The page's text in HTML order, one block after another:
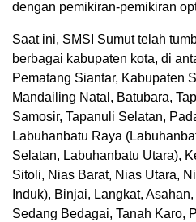
dengan pemikiran-pemikiran
Saat ini, SMSI Sumut telah
berbagai kabupaten kota, di
Pematang Siantar, Kabupaten
Mandailing Natal, Batubara,
Samosir, Tapanuli Selatan,
Labuhanbatu Raya
Selatan, Labuhanbatu Utara),
Sitoli, Nias Barat, Nias Utara,
Induk), Binjai, Langkat,
Sedang Bedagai, Tanah Karo,